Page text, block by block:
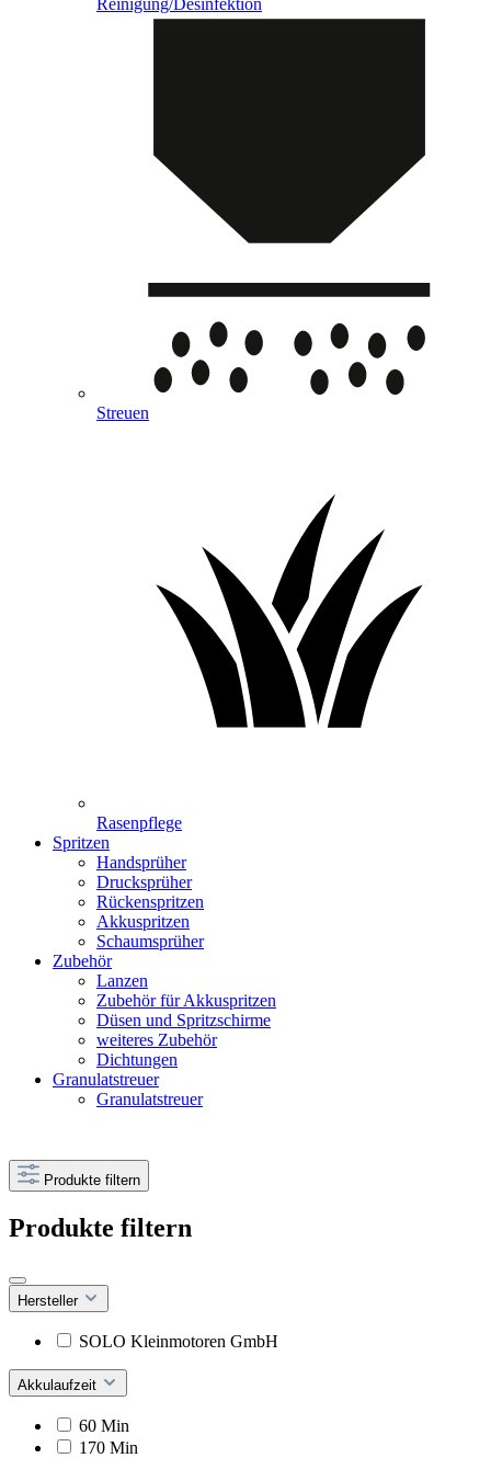
Reinigung/Desinfektion
Streuen
Rasenpflege
Spritzen
Handsprüher
Drucksprüher
Rückenspritzen
Akkuspritzen
Schaumsprüher
Zubehör
Lanzen
Zubehör für Akkuspritzen
Düsen und Spritzschirme
weiteres Zubehör
Dichtungen
Granulatstreuer
Granulatstreuer
Produkte filtern
Produkte filtern
Hersteller
SOLO Kleinmotoren GmbH
Akkulaufzeit
60 Min
170 Min